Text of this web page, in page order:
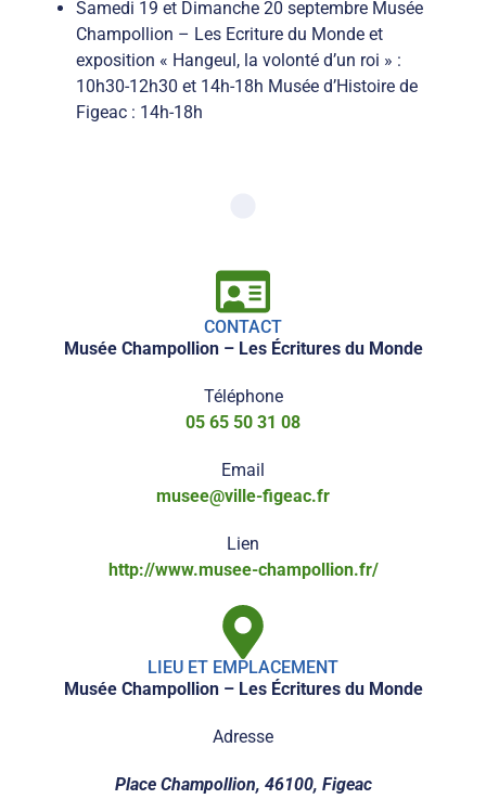
Samedi 19 et Dimanche 20 septembre Musée
Champollion – Les Ecriture du Monde et
exposition « Hangeul, la volonté d’un roi » :
10h30-12h30 et 14h-18h Musée d’Histoire de
Figeac : 14h-18h
CONTACT
Musée Champollion – Les Écritures du Monde
Téléphone
05 65 50 31 08
Email
musee@ville-figeac.fr
Lien
http://www.musee-champollion.fr/
LIEU ET EMPLACEMENT
Musée Champollion – Les Écritures du Monde
Adresse
Place Champollion, 46100, Figeac